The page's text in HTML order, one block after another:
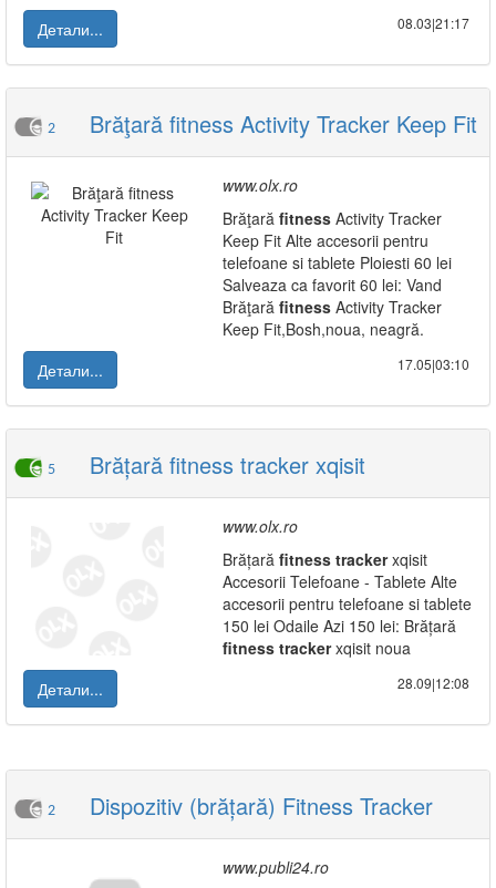
Детали...
08.03|21:17
2 Brăţară fitness Activity Tracker Keep Fit
www.olx.ro
Brăţară fitness Activity Tracker
Keep Fit Alte accesorii pentru
telefoane si tablete Ploiesti 60 lei
Salveaza ca favorit 60 lei: Vand
Brăţară fitness Activity Tracker
Keep Fit,Bosh,noua, neagră.
Детали...
17.05|03:10
5 Brățară fitness tracker xqisit
www.olx.ro
Brățară fitness trackerxqisit
Accesorii Telefoane - Tablete Alte
accesorii pentru telefoane si tablete
150 lei Odaile Azi 150 lei: Brățară
fitness trackerxqisit noua
Детали...
28.09|12:08
2 Dispozitiv (brățară) Fitness Tracker
www.publi24.ro